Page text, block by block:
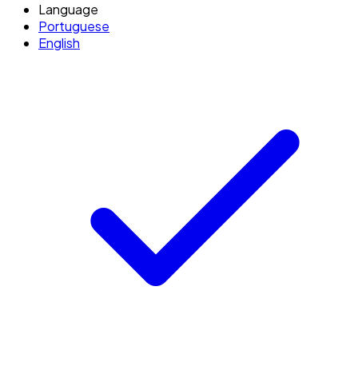
Language
Portuguese
English